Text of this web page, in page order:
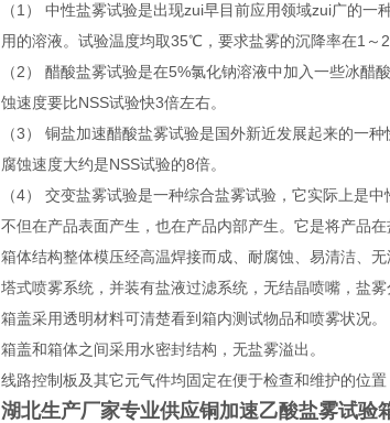
（1） 中性盐雾试验是出现zui早目前应用领域zui广的
用的溶液。试验温度均取35℃，要求盐雾的沉降率在1～
（2） 醋酸盐雾试验是在5%氯化钠溶液中加入一些冰
蚀速度要比NSS试验快3倍左右。
（3） 铜盐加速醋酸盐雾试验是国外新近发展起来的
腐蚀速度大约是NSS试验的8倍。
（4） 交变盐雾试验是一种综合盐雾试验，它实际上是
不但在产品表面产生，也在产品内部产生。它是将产品
箱体结构整体模压经高温焊接而成、耐腐蚀、易清洁、无
塔式喷雾系统，并装有盐液过滤系统，无结晶喷嘴，盐雾
箱盖采用透明材料可清楚看到箱内测试物品和喷雾状况。
箱盖和箱体之间采用水密封结构，无盐雾溢出。
线路控制板及其它元气件均固定在便于检查和维护的位
湖北生产厂家专业供应铜加速乙酸盐雾试验